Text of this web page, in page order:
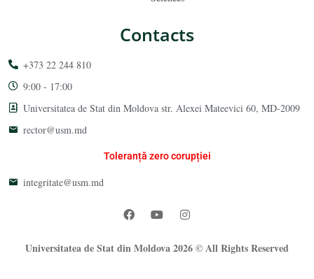
Contacts
+373 22 244 810
9:00 - 17:00
Universitatea de Stat din Moldova str. Alexei Mateevici 60, MD-2009
rector@usm.md
Toleranță zero corupției
integritate@usm.md
Universitatea de Stat din Moldova 2026 © All Rights Reserved